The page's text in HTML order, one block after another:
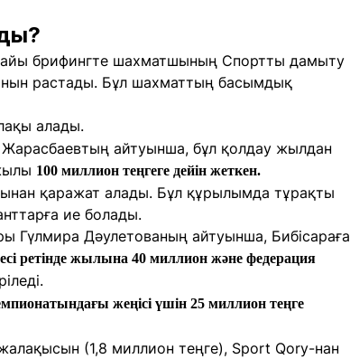
брифингте шахматшының Спортты дамыту
растады. Бұл шахматтың басымдық
алады.
Жарасбаевтың айтуынша, бұл қолдау жылдан
100 миллион теңгеге дейін жеткен.
қаражат алады. Бұл құрылымда тұрақты
ие болады.
Гүлмира Дәулетованың айтуынша, Бибісараға
ретінде жылына 40 миллион және федерация
жеңісі үшін 25 миллион теңге
(1,8 миллион теңге), Sport Qory-нан